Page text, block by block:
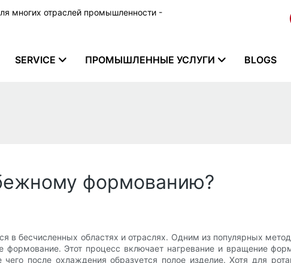
многих отраслей промышленности -
SERVICE ПРОМЫШЛЕННЫЕ УСЛУГИ BLOGS
формованию?
в бесчисленных областях и отраслях. Одним из популярных
формование. Этот процесс включает нагревание и вращение
после охлаждения образуется полое изделие. Хотя для